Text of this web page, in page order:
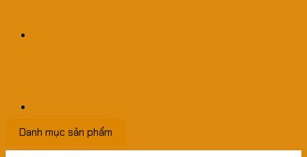
Danh mục sản phẩm